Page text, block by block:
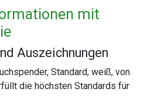
mit
Auszeichnungen
Standard, weiß, von
die höchsten Standards für